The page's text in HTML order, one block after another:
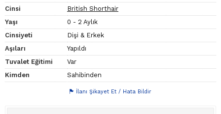
Cinsi
British Shorthair
Yaşı
0 - 2 Aylık
Cinsiyeti
Dişi & Erkek
Aşıları
Yapıldı
Tuvalet Eğitimi
Var
Kimden
Sahibinden
İlanı Şikayet Et / Hata Bildir